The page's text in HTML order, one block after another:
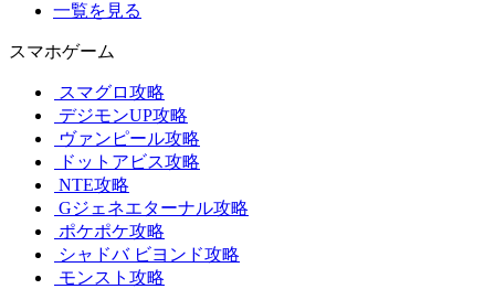
一覧を見る
スマホゲーム
スマグロ攻略
デジモンUP攻略
ヴァンピール攻略
ドットアビス攻略
NTE攻略
Gジェネエターナル攻略
ポケポケ攻略
シャドバ ビヨンド攻略
モンスト攻略